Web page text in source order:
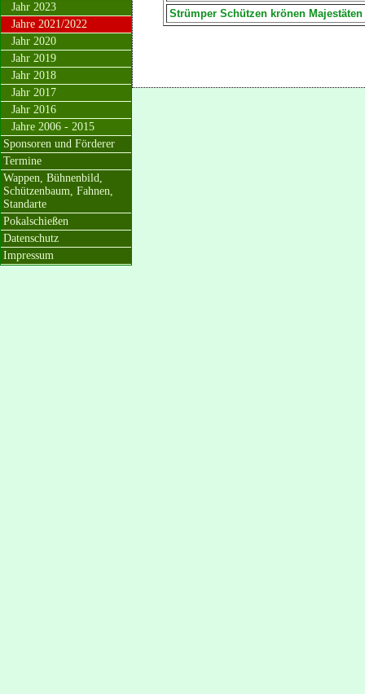
Strümper Schützen krönen Majestäten
Jahr 2023
Jahre 2021/2022
Jahr 2020
Jahr 2019
Jahr 2018
Jahr 2017
Jahr 2016
Jahre 2006 - 2015
Sponsoren und Förderer
Termine
Wappen, Bühnenbild,
Schützenbaum, Fahnen,
Standarte
Pokalschießen
Datenschutz
Impressum